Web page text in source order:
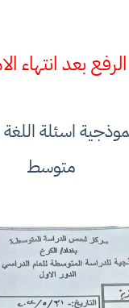
بعد انتهاء
اسئلة اللغة
متوسط